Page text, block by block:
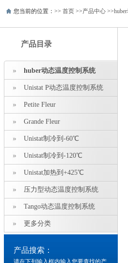
您当前的位置：>> 首页 >>产品中心 >>
产品目录
huber动态温度控制系统
Unistat P动态温度控制系统
Petite Fleur
Grande Fleur
Unistat制冷到-60℃
Unistat制冷到-120℃
Unistat加热到+425℃
压力型动态温度控制系统
Tango动态温度控制系统
更多分类
产品搜索：
请在下列输入框内输入您要查找的产